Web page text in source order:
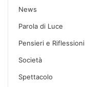
News
Parola di Luce
Pensieri e Riflessioni
Società
Spettacolo